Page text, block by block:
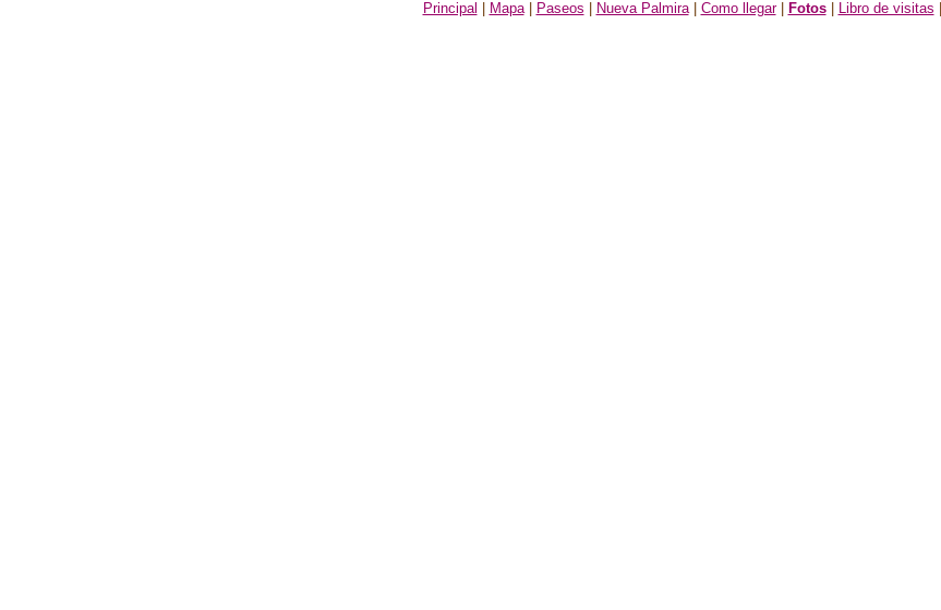
Principal Mapa| Paseos Nueva Palmira| Como llegar| Fotos Libro de visitas